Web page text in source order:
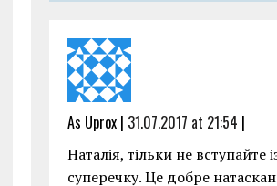
As Uprox | 31.07.2017 at 21:54 |
Наталія, тільки не вступайте
суперечку. Це добре